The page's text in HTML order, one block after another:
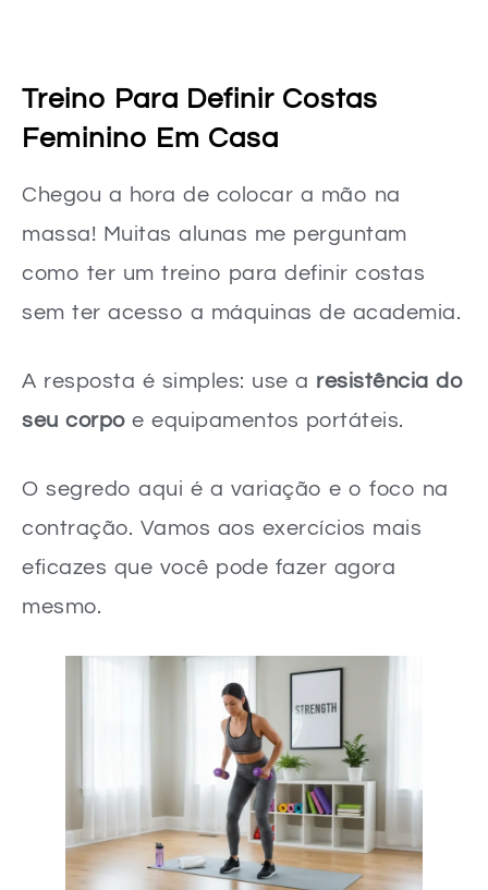
Treino Para Definir Costas
Feminino Em Casa
Chegou a hora de colocar a mão na
massa! Muitas alunas me perguntam
como ter um treino para definir costas
sem ter acesso a máquinas de academia.
A resposta é simples: use a resistência do
seu corpoe equipamentos portáteis.
O segredo aqui é a variação e o foco na
contração. Vamos aos exercícios mais
eficazes que você pode fazer agora
mesmo.